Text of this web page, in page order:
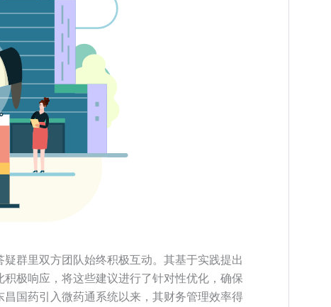
群里双方团队始终积极互动。其基于实践提出
极响应，将这些建议进行了针对性优化，确保
国药引入微药通系统以来，其财务管理效率得